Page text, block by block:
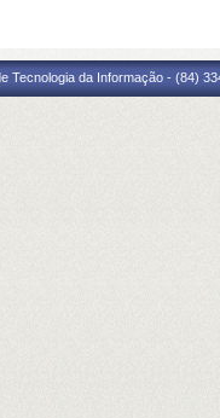
Tecnologia da Informação - (84)